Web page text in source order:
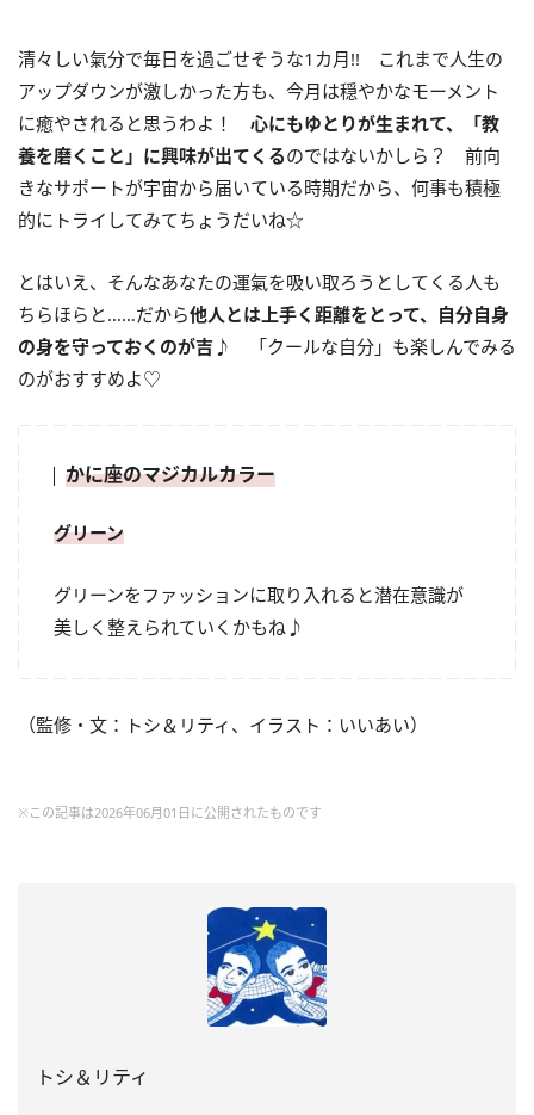
清々しい氣分で毎日を過ごせそうな1 カ月!! これまで人生の
アップダウンが激しかった方も、今月は穏やかなモーメント
に癒やされると思うわよ！ 心にもゆとりが生まれて、「教
養を磨くこと」に興味が出てくるのではないかしら？ 前向
きなサポートが宇宙から届いている時期だから、何事も積極
的にトライしてみてちょうだいね☆
とはいえ、そんなあなたの運氣を吸い取ろうとしてくる人も
ちらほらと……だから他人とは上手く距離をとって、自分自身
の身を守っておくのが吉 ♪ 「クールな自分」も楽しんでみる
のがおすすめよ♡
かに座のマジカルカラー
グリーン
グリーンをファッションに取り入れると潜在意識が
美しく整えられていくかもね♪
（監修・文：トシ＆リティ、イラスト：いいあい）
※この記事は2026年06月01日に公開されたものです
トシ＆リティ